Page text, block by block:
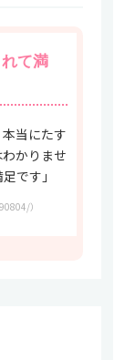
て満
当にたす
かりませ
です」
）